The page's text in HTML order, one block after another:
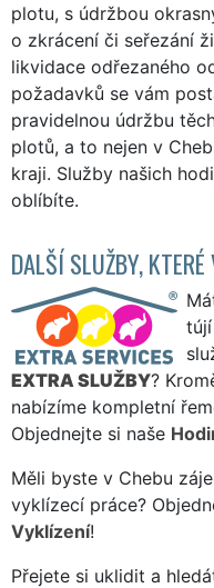
plotu, s údržbou
o zkrácení či seřezání
likvidace odřezaného
požadavků se vám
pravidelnou údržbu
plotů, a to nejen v
kraji. Služby našich
oblíbíte.
DALŠÍ SLUŽBY,
EXTRA SLUŽBY?
nabízíme kompletní
Objednejte si naše
Měli byste v Chebu
vyklízecí práce?
Vyklízení!
Přejete si uklidit a